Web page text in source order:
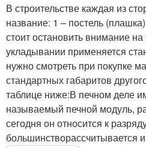
В строительстве каждая из
название: 1 – постель
стоит остановить внимание на
укладывании применяется
нужно смотреть при покупке
стандартных габаритов
таблице ниже:В печном деле
называемый печной модуль,
сегодня он относится к
большинстворассчитывается